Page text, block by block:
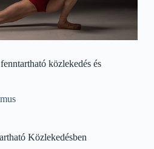
közlekedés és
Közlekedésben